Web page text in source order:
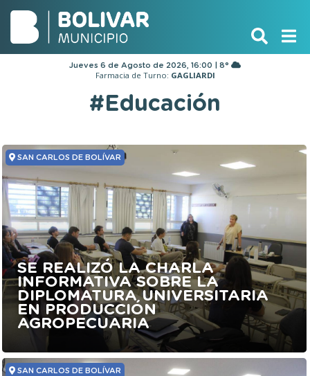
Jueves 6 de Agosto de 2026, 16:00 | 8°
Farmacia de Turno: GAGLIARDI
#Educación
SAN CARLOS DE BOLÍVAR
SE REALIZÓ LA CHARLA
INFORMATIVA SOBRE LA
DIPLOMATURA UNIVERSITARIA
EN PRODUCCIÓN
AGROPECUARIA
SAN CARLOS DE BOLÍVAR